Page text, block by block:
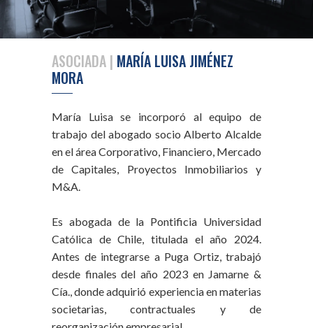
ASOCIADA | MARÍA LUISA JIMÉNEZ
MORA
María Luisa se incorporó al equipo de
trabajo del abogado socio Alberto Alcalde
en el área Corporativo, Financiero, Mercado
de Capitales, Proyectos Inmobiliarios y
M&A.
Es abogada de la Pontificia Universidad
Católica de Chile, titulada el año 2024.
Antes de integrarse a Puga Ortiz, trabajó
desde finales del año 2023 en Jamarne &
Cía., donde adquirió experiencia en materias
societarias, contractuales y de